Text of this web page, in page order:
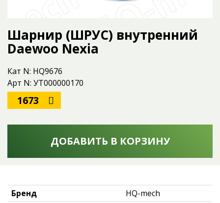
Шарнир (ШРУС) внутренний
Daewoo Nexia
Кат N: HQ9676
Арт N: УТ000000170
1673
ДОБАВИТЬ В КОРЗИНУ
Бренд
HQ-mech